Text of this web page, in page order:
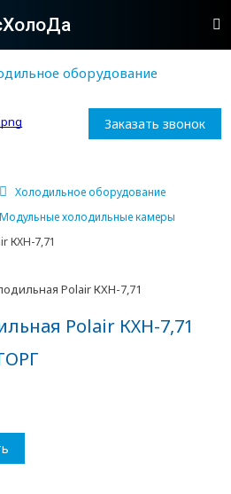
оборудование
Заказать звонок
Холодильное оборудование
Модульные холодильные камеры
КХН-7,71
Polair КХН-7,71